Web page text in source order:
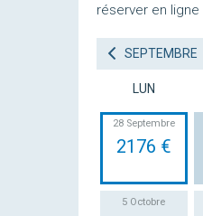
réserver en ligne
SEPTEMBRE
LUN
28 Septembre
2176 €
5 Octobre